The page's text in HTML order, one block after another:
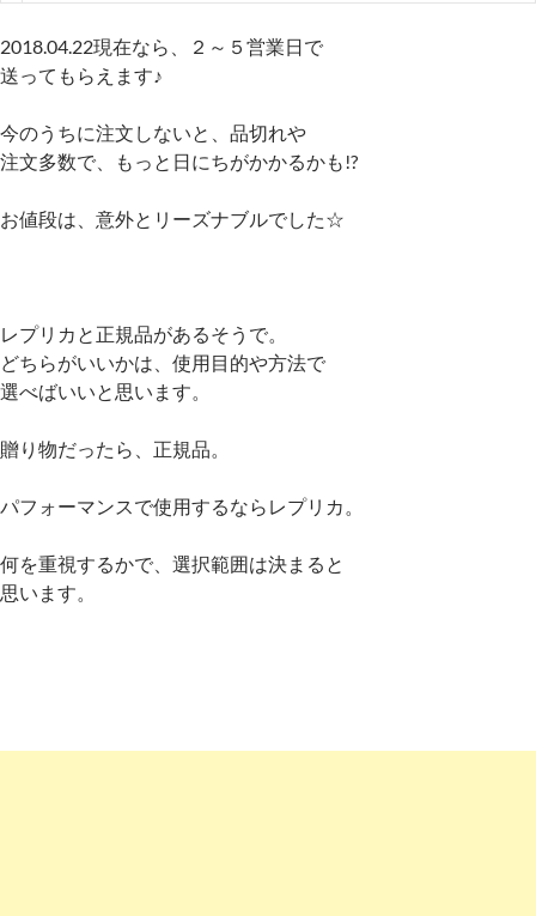
2018.04.22現在なら、２～５営業日で
送ってもらえます♪
今のうちに注文しないと、品切れや
注文多数で、もっと日にちがかかるかも!?
お値段は、意外とリーズナブルでした☆
レプリカと正規品があるそうで。
どちらがいいかは、使用目的や方法で
選べばいいと思います。
贈り物だったら、正規品。
パフォーマンスで使用するならレプリカ。
何を重視するかで、選択範囲は決まると
思います。